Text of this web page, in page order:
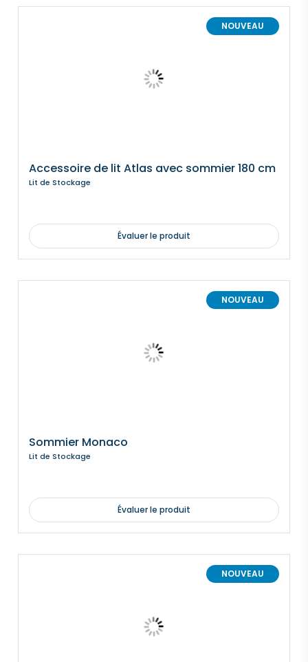
NOUVEAU
Accessoire de lit Atlas avec sommier 180 cm
Lit de Stockage
Évaluer le produit
NOUVEAU
Sommier Monaco
Lit de Stockage
Évaluer le produit
NOUVEAU